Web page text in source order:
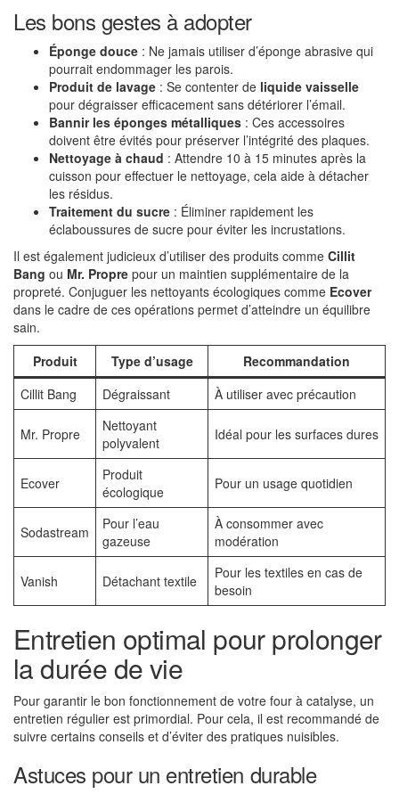
Les bons gestes à adopter
Éponge douce : Ne jamais utiliser d’éponge abrasive qui
pourrait endommager les parois.
Produit de lavage : Se contenter de liquide vaisselle
pour dégraisser efficacement sans détériorer l’émail.
Bannir les éponges métalliques : Ces accessoires
doivent être évités pour préserver l’intégrité des plaques.
Nettoyage à chaud : Attendre 10 à 15 minutes après la
cuisson pour effectuer le nettoyage, cela aide à détacher
les résidus.
Traitement du sucre : Éliminer rapidement les
éclaboussures de sucre pour éviter les incrustations.
Il est également judicieux d’utiliser des produits comme Cillit
Bang ou Mr. Propre pour un maintien supplémentaire de la
propreté. Conjuguer les nettoyants écologiques comme Ecover
dans le cadre de ces opérations permet d’atteindre un équilibre
sain.
Produit
Type d’usage
Recommandation
Cillit Bang
Dégraissant À utiliser avec précaution
Mr. Propre
Nettoyant
polyvalent
Idéal pour les surfaces dures
Ecover
Produit
écologique
Pour un usage quotidien
Sodastream
Pour l’eau
gazeuse
À consommer avec
modération
Vanish Détachant textile
Pour les textiles en cas de
besoin
Entretien optimal pour prolonger
la durée de vie
Pour garantir le bon fonctionnement de votre four à catalyse, un
entretien régulier est primordial. Pour cela, il est recommandé de
suivre certains conseils et d’éviter des pratiques nuisibles.
Astuces pour un entretien durable